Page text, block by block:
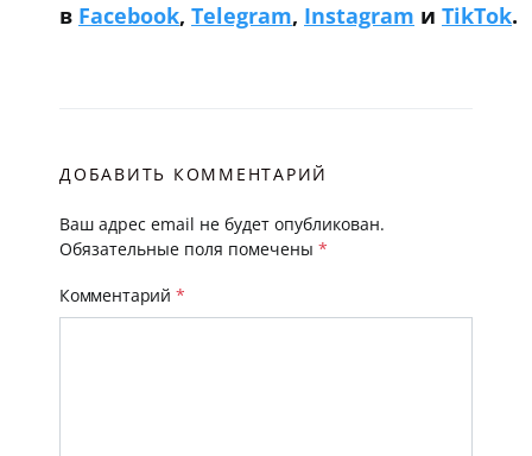
в Facebook, Telegram, Instagram и TikTok.
ДОБАВИТЬ КОММЕНТАРИЙ
Ваш адрес email не будет опубликован.
Обязательные поля помечены *
Комментарий *